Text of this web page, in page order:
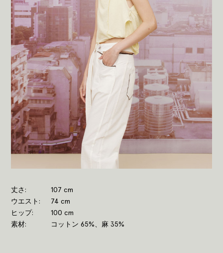
丈さ
107 cm
ウエスト
74 cm
ヒップ
100 cm
素材
コットン 65%、麻 35%